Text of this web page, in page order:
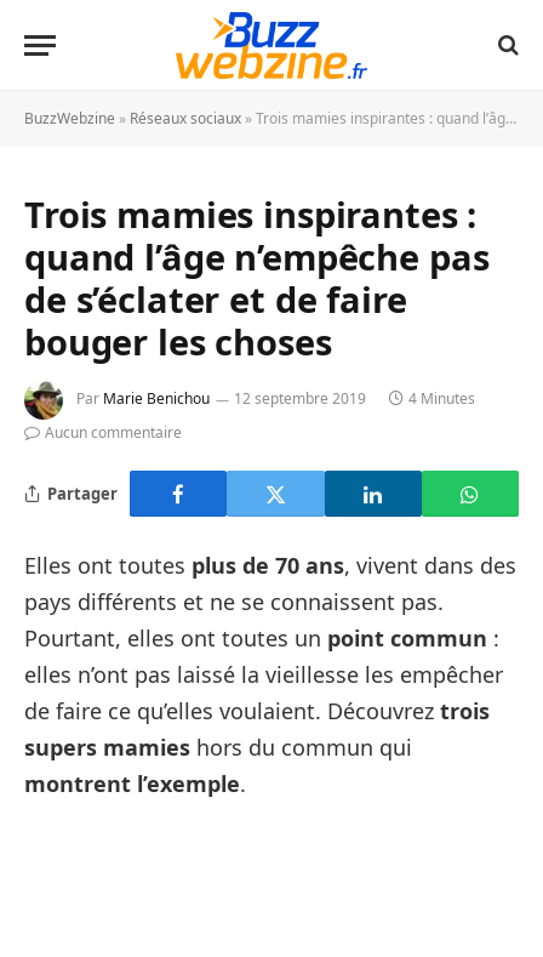
BuzzWebzine » Réseaux sociaux »Trois mamies inspirantes : quand l’âge n’empêche pas de s’éclater et de faire bouger les choses
Trois mamies inspirantes :
quand l’âge n’empêche pas
de s’éclater et de faire
bouger les choses
Par Marie Benichou 12 septembre 2019
4 Minutes
Aucun commentaire
Partager
Elles ont toutes plus de 70 ans, vivent dans des
pays différents et ne se connaissent pas.
Pourtant, elles ont toutes un point commun :
elles n’ont pas laissé la vieillesse les empêcher
de faire ce qu’elles voulaient. Découvrez trois
supers mamies hors du commun qui
montrent l’exemple.